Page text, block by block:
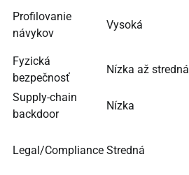
Profilovanie
návykov
Vysoká
Fyzická
bezpečnosť
Nízka až stredná
Supply-chain
backdoor
Nízka
Legal/Compliance Stredná